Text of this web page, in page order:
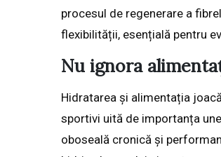
procesul de regenerare a
flexibilității, esențială pentru
Nu ignora
Hidratarea și alimentația
sportivi uită de importanța
oboseală cronică și